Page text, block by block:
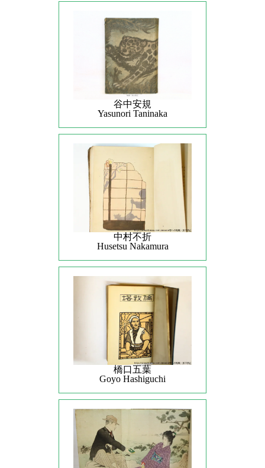
谷中安規
Yasunori Taninaka
中村不折
Husetsu Nakamura
橋口五葉
Goyo Hashiguchi